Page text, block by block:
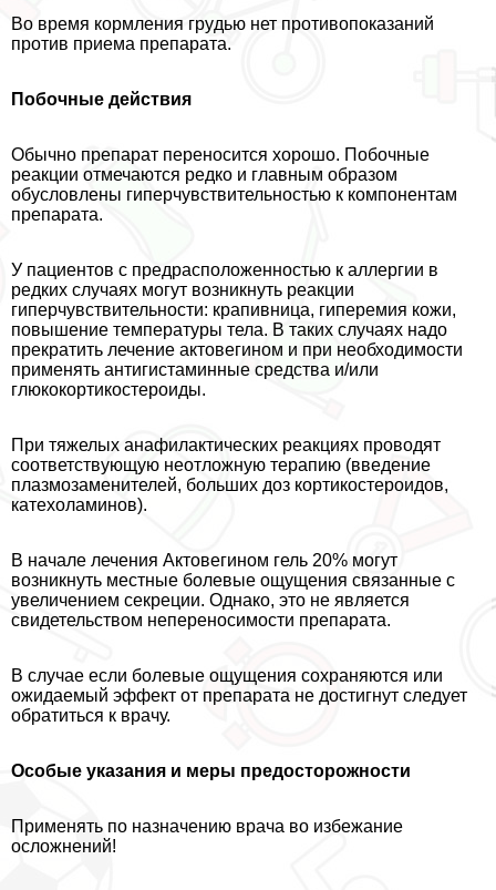
Во время кормления гpyдью нет противопоказаний
против приема препарата.
Побочные действия
Обычно препарат переносится хорошо. Побочные
реакции отмечаются редко и главным образом
обусловлены гиперчувствительностью к компонентам
препарата.
У пациентов с предрасположенностью к аллергии в
редких случаях могут возникнуть реакции
гиперчувствительности: крапивница, гиперемия кожи,
повышение температуры тела. В таких случаях надо
прекратить лечение актовегином и при необходимости
применять антигистаминные средства и/или
глюкокортикостероиды.
При тяжелых анафилактических реакциях проводят
соответствующую неотложную терапию (введение
плазмозаменителей, больших доз кортикостероидов,
катехоламинов).
В начале лечения Актовегином гель 20% могут
возникнуть местные болевые ощущения связанные с
увеличением секреции. Однако, это не является
свидетельством непереносимости препарата.
В случае если болевые ощущения сохраняются или
ожидаемый эффект от препарата не достигнут следует
обратиться к врачу.
Особые указания и меры предосторожности
Применять по назначению врача во избежание
осложнений!